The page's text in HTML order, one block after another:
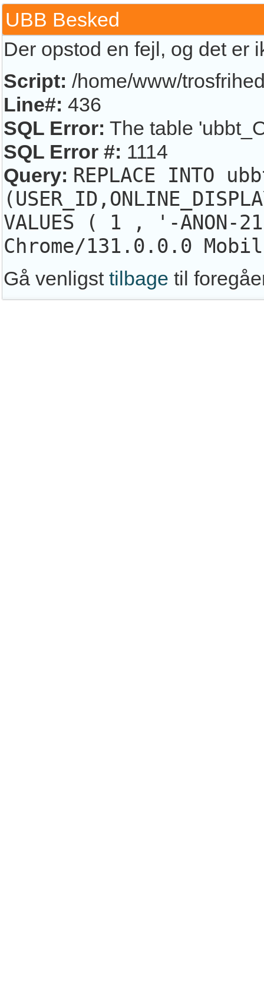
UBB Besked
Der opstod en fejl, og det
Script: /home/www/
Line#: 436
SQL Error: The table
SQL Error #: 1114
Query: REPLACE INTO
VALUES ( 1 , '-
Chrome/131.0.0.0
Gå venligst tilbage til